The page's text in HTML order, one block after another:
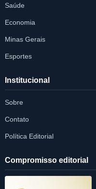
Saúde
Economia
Minas Gerais
Esportes
Institucional
Sobre
Contato
Política Editorial
Compromisso editorial